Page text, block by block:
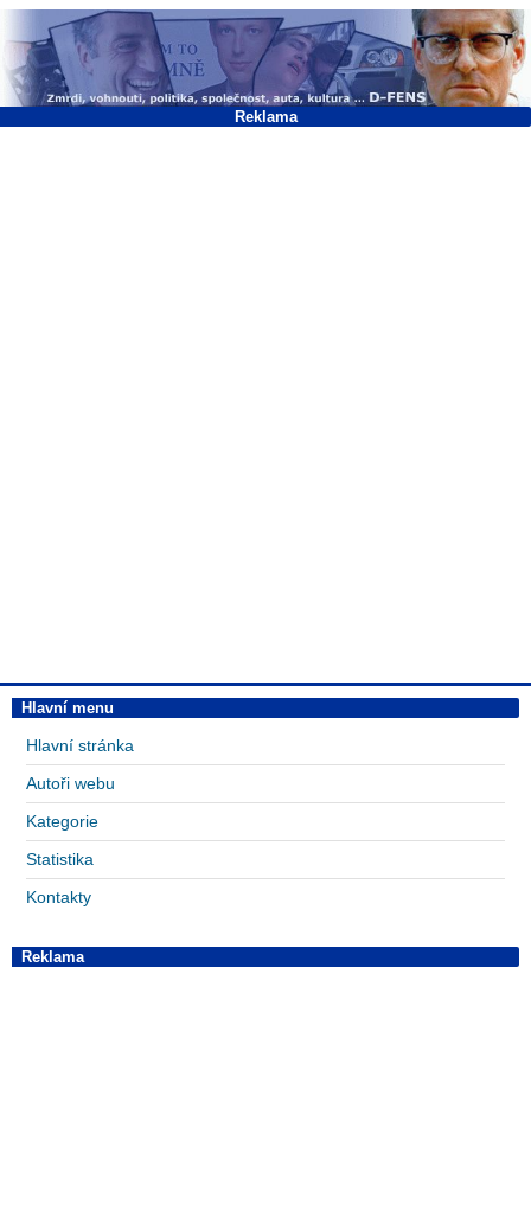
Reklama
Hlavní menu
Hlavní stránka
Autoři webu
Kategorie
Statistika
Kontakty
Reklama